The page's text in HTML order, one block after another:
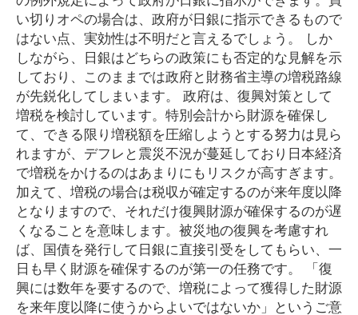
い切りオペの場合は、政府が日銀に指示できるもので
はない点、実効性は不明だと言えるでしょう。 しか
しながら、日銀はどちらの政策にも否定的な見解を示
しており、このままでは政府と財務省主導の増税路線
が先鋭化してしまいます。 政府は、復興対策として
増税を検討しています。特別会計から財源を確保し
て、できる限り増税額を圧縮しようとする努力は見ら
れますが、デフレと震災不況が蔓延しており日本経済
で増税をかけるのはあまりにもリスクが高すぎます。
加えて、増税の場合は税収が確定するのが来年度以降
となりますので、それだけ復興財源が確保するのが遅
くなることを意味します。被災地の復興を考慮すれ
ば、国債を発行して日銀に直接引受をしてもらい、一
日も早く財源を確保するのが第一の任務です。 「復
興には数年を要するので、増税によって獲得した財源
を来年度以降に使うからよいではないか」というご意